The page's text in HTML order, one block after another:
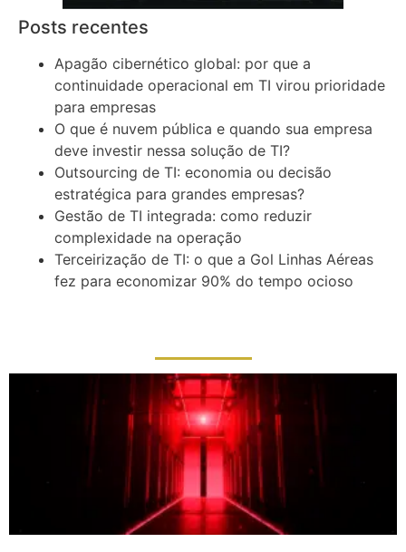
Posts recentes
Apagão cibernético global: por que a
continuidade operacional em TI virou prioridade
para empresas
O que é nuvem pública e quando sua empresa
deve investir nessa solução de TI?
Outsourcing de TI: economia ou decisão
estratégica para grandes empresas?
Gestão de TI integrada: como reduzir
complexidade na operação
Terceirização de TI: o que a Gol Linhas Aéreas
fez para economizar 90% do tempo ocioso